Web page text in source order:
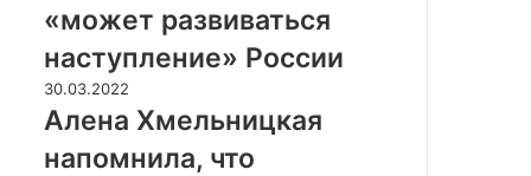
б
С
Ш
А
и
«может развиваться
наступление» России
А
л
н
30.03.2022
Алена Хмельницкая
напомнила, что